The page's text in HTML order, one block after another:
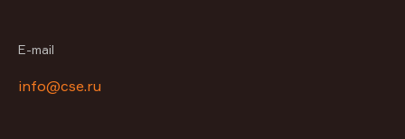
E-mail
info@cse.ru